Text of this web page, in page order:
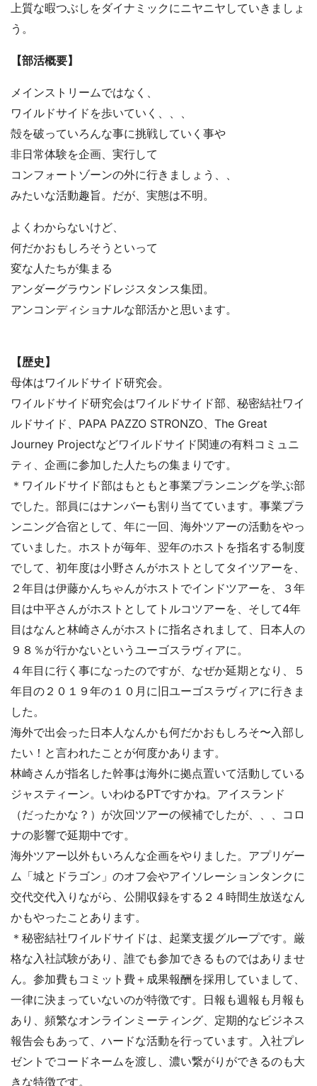
上質な暇つぶしをダイナミックにニヤニヤしていきましょ
【部活概要】
メインストリームではなく、
ワイルドサイドを歩いていく、、、
殻を破っていろんな事に挑戦していく事や
非日常体験を企画、実行して
コンフォートゾーンの外に行きましょう、、
みたいな活動趣旨。だが、 実態は不明。
よくわからないけど、
何だかおもしろそうといって
変な人たちが集まる
アンダーグラウンドレジスタンス集団。
アンコンディショナルな部活かと思います。
【歴史】
母体はワイルドサイド研究会。
ワイルドサイド研究会はワイルドサイド部、秘密結社ワイ
ルドサイド、 PAPA PAZZO STRONZO、 The Great
Journey Projectなどワイルドサイド関連の有料コミュニ
ティ、企画に参加した人たちの集まりです。
＊ワイルドサイド部はもともと事業プランニングを学ぶ部
でした。部員にはナンバーも割り当てています。事業プラ
ンニング合宿として、年に一回、海外ツアーの活動をやっ
ていました。ホストが毎年、翌年のホストを指名する制度
でして、初年度は小野さんがホストとしてタイツアーを、
２年目は伊藤かんちゃんがホストでインドツアーを、３年
目は中平さんがホストとしてトルコツアーを、そして4年
目はなんと林崎さんがホストに指名されまして、日本人の
９８％が行かないというユーゴスラヴィアに。
４年目に行く事になったのですが、なぜか延期となり、５
年目の２０１９年の１０月に旧ユーゴスラヴィアに行きま
した。
海外で出会った日本人なんかも何だかおもしろそ〜入部し
たい！と言われたことが何度かあります。
林崎さんが指名した幹事は海外に拠点置いて活動している
ジャスティーン。いわゆるPTですかね。アイスランド
（だったかな？）が次回ツアーの候補でしたが、、、コロ
ナの影響で延期中です。
海外ツアー以外もいろんな企画をやりました。アプリゲー
ム「城とドラゴン」のオフ会やアイソレーションタンクに
交代交代入りながら、公開収録をする２４時間生放送なん
かもやったことあります。
＊秘密結社ワイルドサイドは、起業支援グループです。厳
格な入社試験があり、誰でも参加できるものではありませ
ん。参加費もコミット費＋成果報酬を採用していまして、
一律に決まっていないのが特徴です。日報も週報も月報も
あり、頻繁なオンラインミーティング、定期的なビジネス
報告会もあって、ハードな活動を行っています。入社プレ
ゼントでコードネームを渡し、濃い繋がりができるのも大